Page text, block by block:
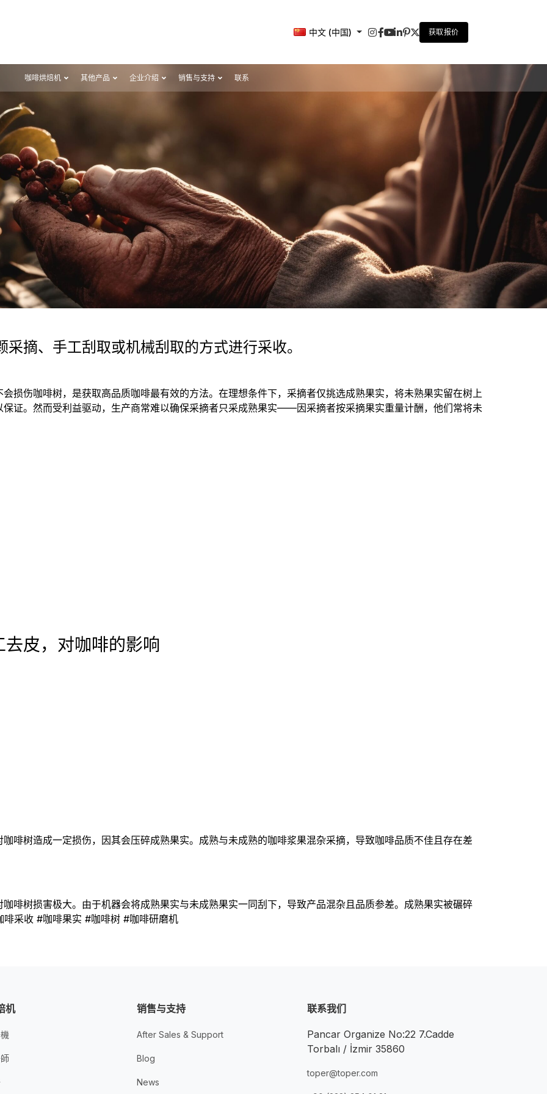
中文 (中国) 获取报价
咖啡烘焙机 其他产品 企业介绍 销售与支持 联系
摘、手工刮取或机械刮取的方式进行采收。
损伤咖啡树，是获取高品质咖啡最有效的方法。在理想条件下，采摘者仅挑选成熟果实，将未熟果实留在树上
证。然而受利益驱动，生产商常难以确保采摘者只采成熟果实——因采摘者按采摘果实重量计酬，他们常将未
去皮，对咖啡的影响
啡树造成一定损伤，因其会压碎成熟果实。成熟与未成熟的咖啡浆果混杂采摘，导致咖啡品质不佳且存在差
啡树损害极大。由于机器会将成熟果实与未成熟果实一同刮下，导致产品混杂且品质参差。成熟果实被碾碎
采收 #咖啡果实 #咖啡树 #咖啡研磨机
机 销售与支持
After Sales & Support
Blog
News
联系我们
Pancar Organize No:22 7.Cadde
Torbalı / İzmir 35860
toper@toper.com